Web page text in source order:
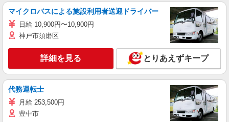
マイクロバスによる施設利用者送迎ドライバー
日給 10,900円〜10,900円
神戸市須磨区
詳細を見る とりあえずキープ
代務運転士
月給 253,500円
豊中市